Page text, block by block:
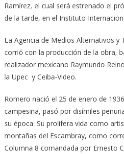
Ramírez, el cual será estrenado el
de la tarde, en el Instituto
La Agencia de Medios Alternativos y
corrió con la producción de la obra,
realizador mexicano Raymundo
la Upec y Ceiba-Video.
Romero nació el 25 de enero de
campesina, pasó por disímiles
su época. Su prolífera vida como
montañas del Escambray, como
Columna 8 comandada por Ernesto